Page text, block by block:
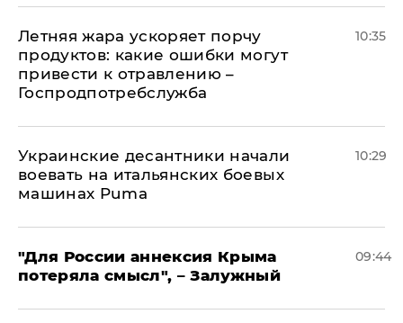
Летняя жара ускоряет порчу
продуктов: какие ошибки могут
привести к отравлению –
Госпродпотребслужба
10:35
Украинские десантники начали
воевать на итальянских боевых
машинах Puma
10:29
"Для России аннексия Крыма
потеряла смысл", – Залужный
09:44